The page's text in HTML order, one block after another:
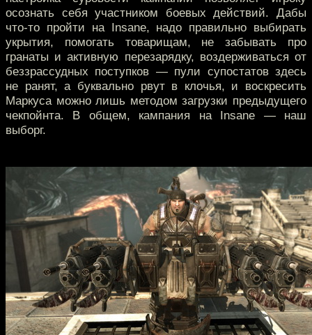
осознать себя участником боевых действий. Дабы
что-то пройти на Insane, надо правильно выбирать
укрытия, помогать товарищам, не забывать про
гранаты и активную перезарядку, воздерживаться от
беззрассудных поступков — пули супостатов здесь
не ранят, а буквально рвут в клочья, и воскресить
Маркуса можно лишь методом загрузки предыдущего
чекпойнта. В общем, кампания на Insane — наш
выборг.